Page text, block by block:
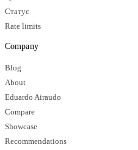
Статус
Rate limits
Company
Blog
About
Eduardo Airaudo
Compare
Showcase
Recommendations